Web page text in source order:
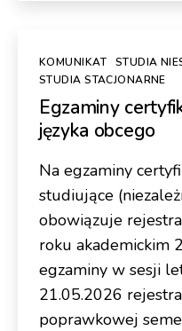
Kategorie
KOMUNIKAT
STUDIA
STUDIA STACJONARNE
Egzaminy
języka obcego
Na egzaminy
studiujące
obowiązuje
roku akademickim
egzaminy w sesji
21.05.2026
poprawkowej